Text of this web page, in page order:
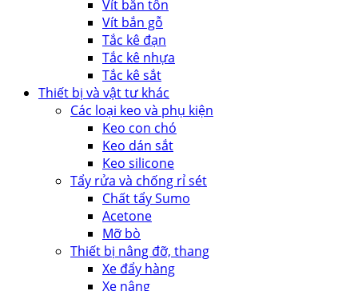
Vít bắn tôn
Vít bắn gỗ
Tắc kê đạn
Tắc kê nhựa
Tắc kê sắt
Thiết bị và vật tư khác
Các loại keo và phụ kiện
Keo con chó
Keo dán sắt
Keo silicone
Tẩy rửa và chống rỉ sét
Chất tẩy Sumo
Acetone
Mỡ bò
Thiết bị nâng đỡ, thang
Xe đẩy hàng
Xe nâng